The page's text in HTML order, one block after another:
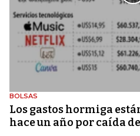
BOLSAS
Los gastos hormiga
hace un año por caída